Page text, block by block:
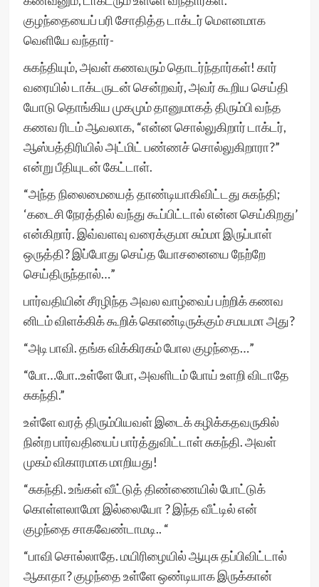
குழந்தையைப் பரி சோதித்த டாக்டர் மௌனமாக
வெளியே வந்தார்-
சுகந்தியும், அவள் கணவரும் தொடர்ந்தார்கள்! கார்
வரையில் டாக்டருடன் சென்றவர், அவர் கூறிய செய்தி
யோடு தொங்கிய முகமும் தானுமாகத் திரும்பி வந்த
கணவ ரிடம் ஆவலாக, “என்ன சொல்லுகிறார் டாக்டர்,
ஆஸ்பத்திரியில் அட்மிட் பண்ணச் சொல்லுகிறாரா?”
என்று பீதியுடன் கேட்டாள்.
“அந்த நிலைமையைத் தாண்டியாகிவிட்டது சுகந்தி;
‘கடைசி நேரத்தில் வந்து கூப்பிட்டால் என்ன செய்கிறது’
என்கிறார். இவ்வளவு வரைக்குமா சும்மா இருப்பாள்
ஒருத்தி? இப்போது செய்த யோசனையை நேற்றே
செய்திருந்தால்…”
பார்வதியின் சீரழிந்த அவல வாழ்வைப் பற்றிக் கணவ
னிடம் விளக்கிக் கூறிக் கொண்டிருக்கும் சமயமா அது?
“அடி பாவி. தங்க விக்கிரகம் போல குழந்தை…”
“போ…போ..உள்ளே போ, அவளிடம் போய் உளறி விடாதே
சுகந்தி.”
உள்ளே வரத் திரும்பியவள் இடைக் கழிக்கதவருகில்
நின்ற பார்வதியைப் பார்த்துவிட்டாள் சுகந்தி. அவள்
முகம் விகாரமாக மாறியது!
“சுகந்தி. உங்கள் வீட்டுத் திண்ணையில் போட்டுக்
கொள்ளலாமோ இல்லையோ ? இந்த வீட்டில் என்
குழந்தை சாகவேண்டாமடி.. “
“பாவி சொல்லாதே. மயிரிழையில் ஆயுசு தப்பிவிட்டால்
ஆகாதா? குழந்தை உள்ளே ஒண்டியாக இருக்கான்